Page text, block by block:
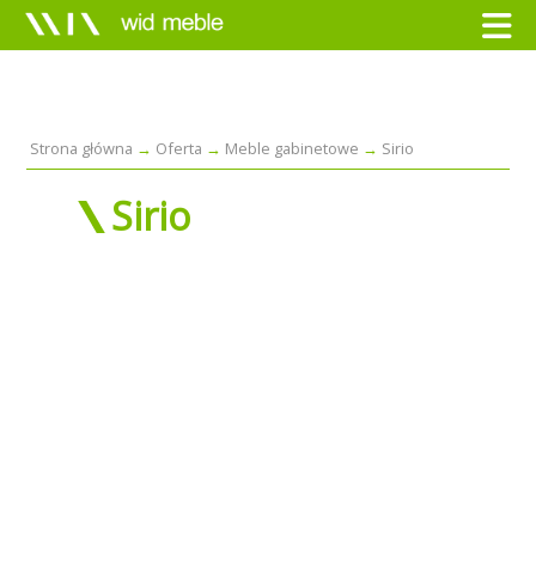
Strona główna Oferta Meble gabinetowe Sirio
Sirio